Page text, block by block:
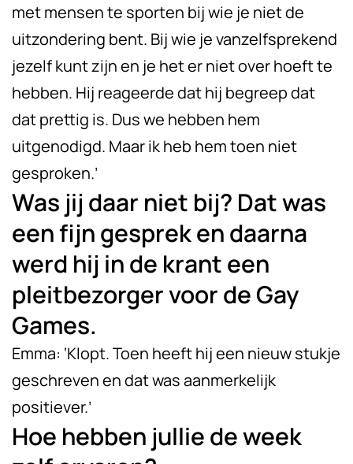
met mensen te sporten bij wie je niet de
uitzondering bent. Bij wie je vanzelfsprekend
jezelf kunt zijn en je het er niet over hoeft te
hebben. Hij reageerde dat hij begreep dat
dat prettig is. Dus we hebben hem
uitgenodigd. Maar ik heb hem toen niet
gesproken.’
Was jij daar niet bij? Dat was
een fijn gesprek en daarna
werd hij in de krant een
pleitbezorger voor de Gay
Games.
Emma: ‘Klopt. Toen heeft hij een nieuw stukje
geschreven en dat was aanmerkelijk
positiever.’
Hoe hebben jullie de week